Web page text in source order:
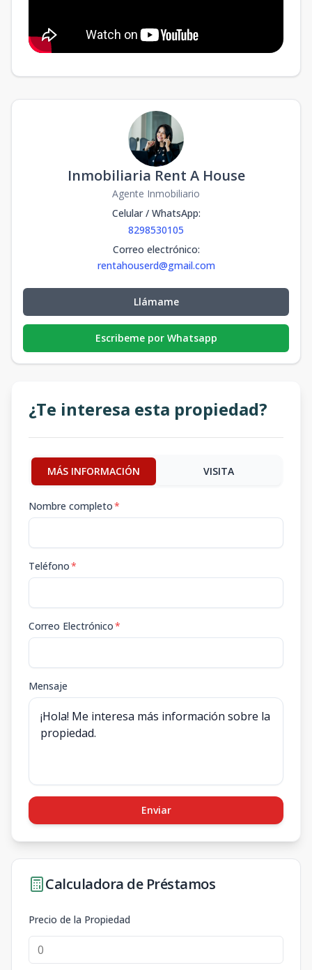
Inmobiliaria Rent A House
Agente Inmobiliario
Celular / WhatsApp:
8298530105
Correo electrónico:
rentahouserd@gmail.com
Llámame
Escribeme por Whatsapp
¿Te interesa esta propiedad?
MÁS INFORMACIÓN VISITA
Nombre completo*
Teléfono*
Correo Electrónico*
Mensaje
Enviar
Calculadora de Préstamos
Precio de la Propiedad